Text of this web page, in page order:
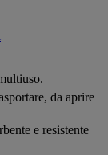
da aprire
e resistente